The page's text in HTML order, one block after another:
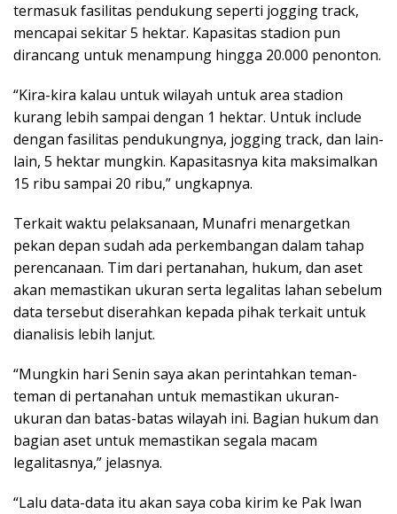
termasuk fasilitas pendukung seperti jogging track,
mencapai sekitar 5 hektar. Kapasitas stadion pun
dirancang untuk menampung hingga 20.000 penonton.
“Kira-kira kalau untuk wilayah untuk area stadion
kurang lebih sampai dengan 1 hektar. Untuk include
dengan fasilitas pendukungnya, jogging track, dan lain-
lain, 5 hektar mungkin. Kapasitasnya kita maksimalkan
15 ribu sampai 20 ribu,” ungkapnya.
Terkait waktu pelaksanaan, Munafri menargetkan
pekan depan sudah ada perkembangan dalam tahap
perencanaan. Tim dari pertanahan, hukum, dan aset
akan memastikan ukuran serta legalitas lahan sebelum
data tersebut diserahkan kepada pihak terkait untuk
dianalisis lebih lanjut.
“Mungkin hari Senin saya akan perintahkan teman-
teman di pertanahan untuk memastikan ukuran-
ukuran dan batas-batas wilayah ini. Bagian hukum dan
bagian aset untuk memastikan segala macam
legalitasnya,” jelasnya.
“Lalu data-data itu akan saya coba kirim ke Pak Iwan